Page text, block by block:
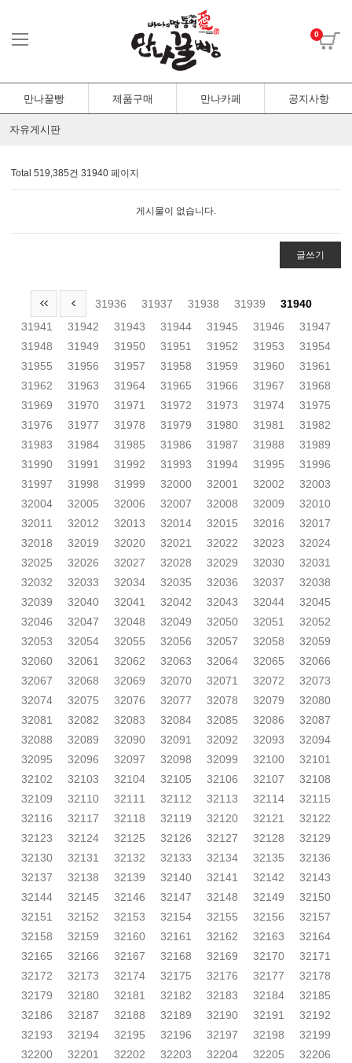
0
만나꿀빵 제품구매 만나카페 공지사항
자유게시판
Total 519,385건 31940 페이지
게시물이 없습니다.
글쓰기
31936 31937 31938 31939
31940
31941
31942 31943 31944 31945 31946
31947
31948
31949 31950 31951 31952 31953
31954
31955
31956 31957 31958 31959 31960
31961
31962
31963 31964 31965 31966 31967
31968
31969
31970 31971 31972 31973 31974
31975
31976
31977 31978 31979 31980 31981
31982
31983
31984 31985 31986 31987 31988
31989
31990
31991 31992 31993 31994 31995
31996
31997
31998 31999 32000 32001 32002
32003
32004
32005 32006 32007 32008 32009
32010
32011
32012 32013 32014 32015 32016
32017
32018
32019 32020 32021 32022 32023
32024
32025
32026 32027 32028 32029 32030
32031
32032
32033 32034 32035 32036 32037
32038
32039
32040 32041 32042 32043 32044
32045
32046
32047 32048 32049 32050 32051
32052
32053
32054 32055 32056 32057 32058
32059
32060
32061 32062 32063 32064 32065
32066
32067
32068 32069 32070 32071 32072
32073
32074
32075 32076 32077 32078 32079
32080
32081
32082 32083 32084 32085 32086
32087
32088
32089 32090 32091 32092 32093
32094
32095
32096 32097 32098 32099 32100
32101
32102
32103 32104 32105 32106 32107
32108
32109
32110 32111 32112 32113 32114
32115
32116
32117 32118 32119 32120 32121
32122
32123
32124 32125 32126 32127 32128
32129
32130
32131 32132 32133 32134 32135
32136
32137
32138 32139 32140 32141 32142
32143
32144
32145 32146 32147 32148 32149
32150
32151
32152 32153 32154 32155 32156
32157
32158
32159 32160 32161 32162 32163
32164
32165
32166 32167 32168 32169 32170
32171
32172
32173 32174 32175 32176 32177
32178
32179
32180 32181 32182 32183 32184
32185
32186
32187 32188 32189 32190 32191
32192
32193
32194 32195 32196 32197 32198
32199
32200
32201 32202 32203 32204 32205
32206